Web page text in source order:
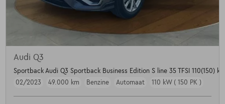
Audi Q3
Sportback Audi Q3 Sportback Business Edition S line 35 TFSI 110(150)
02/2023
49.000 km Benzine Automaat 110 kW ( 150 PK )